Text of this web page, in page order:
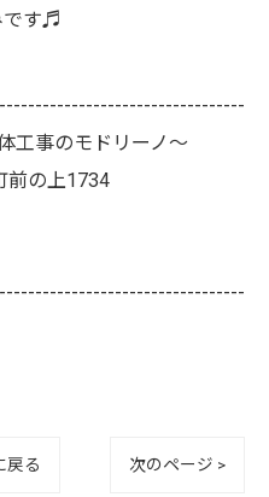
です♬
工事のモドリーノ～
前の上1734
戻る 次のページ >